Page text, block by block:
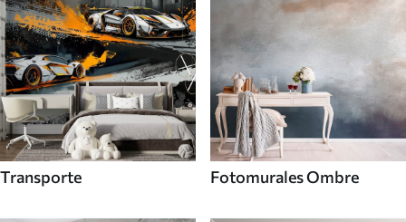
Transporte Fotomurales Ombre